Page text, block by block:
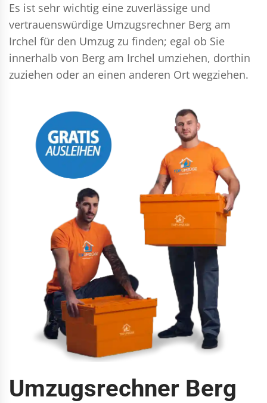
Es ist sehr wichtig eine zuverlässige und
vertrauenswürdige Umzugsrechner Berg am
Irchel für den Umzug zu finden; egal ob Sie
innerhalb von Berg am Irchel umziehen, dorthin
zuziehen oder an einen anderen Ort wegziehen.
Umzugsrechner Berg